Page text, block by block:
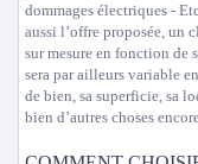
dommages électriques -
aussi l’offre proposée, un
sur mesure en fonction de
sera par ailleurs variable
de bien, sa superficie, sa
bien d’autres choses